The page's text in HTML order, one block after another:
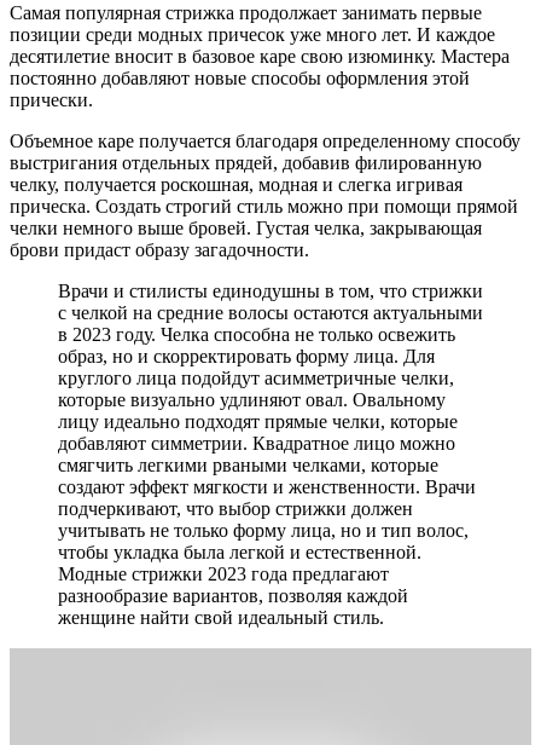
Самая популярная стрижка продолжает занимать первые
позиции среди модных причесок уже много лет. И каждое
десятилетие вносит в базовое каре свою изюминку. Мастера
постоянно добавляют новые способы оформления этой
прически.
Объемное каре получается благодаря определенному способу
выстригания отдельных прядей, добавив филированную
челку, получается роскошная, модная и слегка игривая
прическа. Создать строгий стиль можно при помощи прямой
челки немного выше бровей. Густая челка, закрывающая
брови придаст образу загадочности.
Врачи и стилисты единодушны в том, что стрижки
с челкой на средние волосы остаются актуальными
в 2023 году. Челка способна не только освежить
образ, но и скорректировать форму лица. Для
круглого лица подойдут асимметричные челки,
которые визуально удлиняют овал. Овальному
лицу идеально подходят прямые челки, которые
добавляют симметрии. Квадратное лицо можно
смягчить легкими рваными челками, которые
создают эффект мягкости и женственности. Врачи
подчеркивают, что выбор стрижки должен
учитывать не только форму лица, но и тип волос,
чтобы укладка была легкой и естественной.
Модные стрижки 2023 года предлагают
разнообразие вариантов, позволяя каждой
женщине найти свой идеальный стиль.